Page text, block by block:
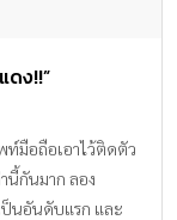
ง!!”
ท์มือถือเอาไว้ติดตัว
นี้กันมาก ลอง
ป็นอันดับแรก และ